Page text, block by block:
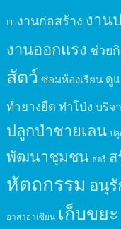
IT งานก่อสร้าง งาน
งานออกแรง ช่วย
สัตว์ ซ่อมห้องเรียน ดู
ทำยางยืด ทำโป่ง บริจ
ปลูกป่าชายเลน ปลู
พัฒนาชุมชน สตรี
หัตถกรรม อนุ
อาสาอาเซียน เก็บขยะ